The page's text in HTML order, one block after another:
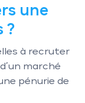
une
?
à recruter
marché
pénurie de